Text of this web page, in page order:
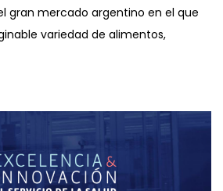
gran mercado argentino en el que
variedad de alimentos,